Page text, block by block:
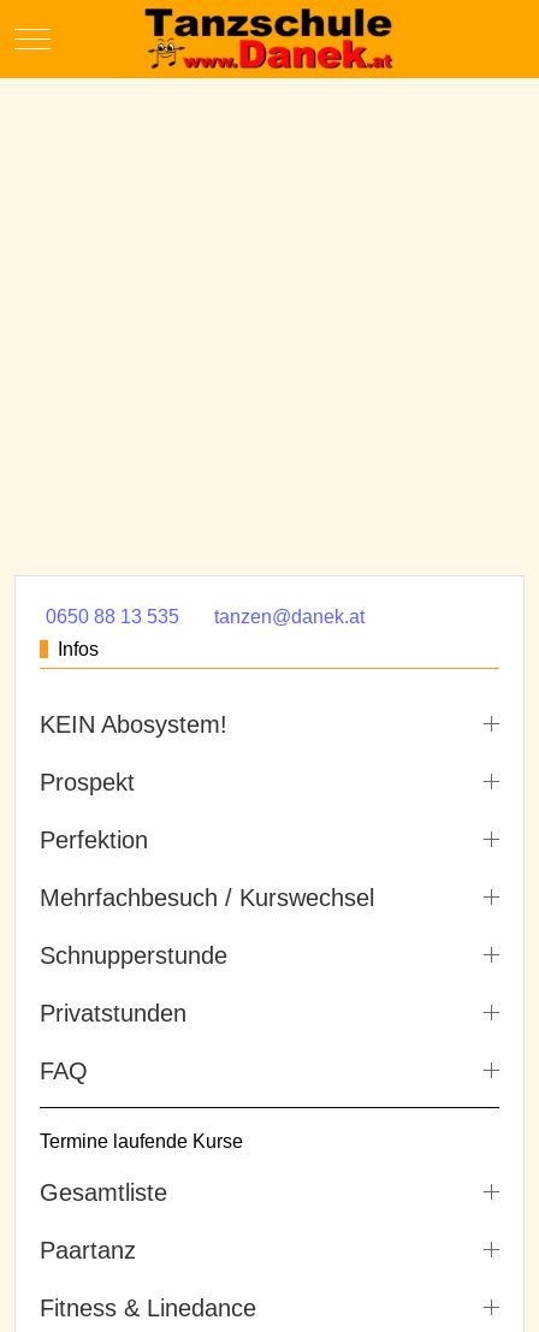
Mobile Menu Toggle
0650 88 13 535
tanzen@danek.at
Infos
KEIN Abosystem!
Prospekt
Perfektion
Mehrfachbesuch / Kurswechsel
Schnupperstunde
Privatstunden
FAQ
Termine laufende Kurse
Gesamtliste
Paartanz
Fitness & Linedance